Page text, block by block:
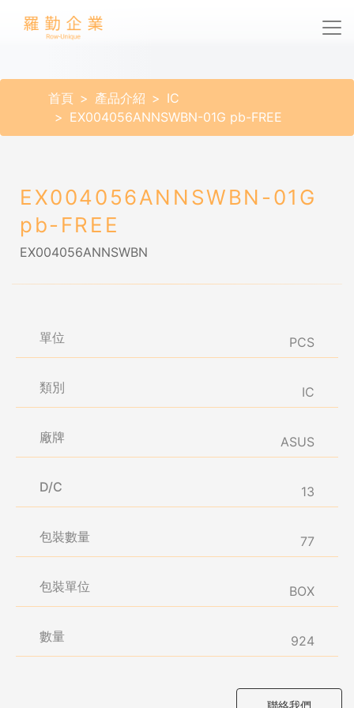
首頁 產品介紹
IC
EX004056ANNSWBN-01G pb-FREE
EX004056ANNSWBN-01G
pb-FREE
EX004056ANNSWBN
單位 PCS
類別 IC
廠牌 ASUS
D/C 13
包裝數量 77
包裝單位 BOX
數量 924
聯絡我們